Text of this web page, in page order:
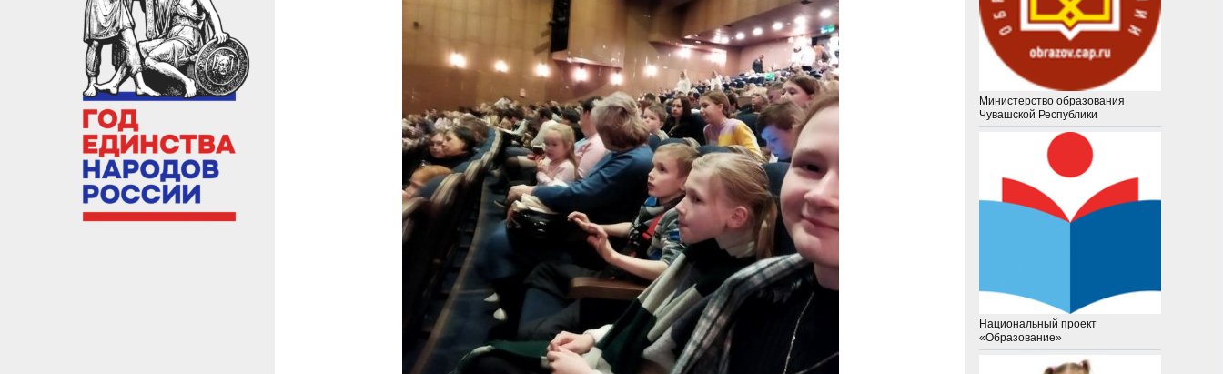
Министерство образования
Чувашской Республики
Национальный проект
«Образование»